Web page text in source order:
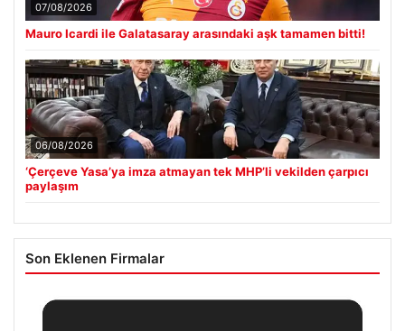
07/08/2026
Mauro Icardi ile Galatasaray arasındaki aşk tamamen bitti!
06/08/2026
‘Çerçeve Yasa’ya imza atmayan tek MHP’li vekilden çarpıcı
paylaşım
Son Eklenen Firmalar